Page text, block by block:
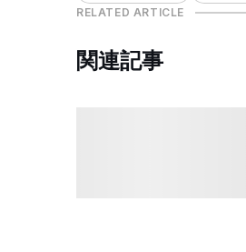
RELATED ARTICLE
関連記事